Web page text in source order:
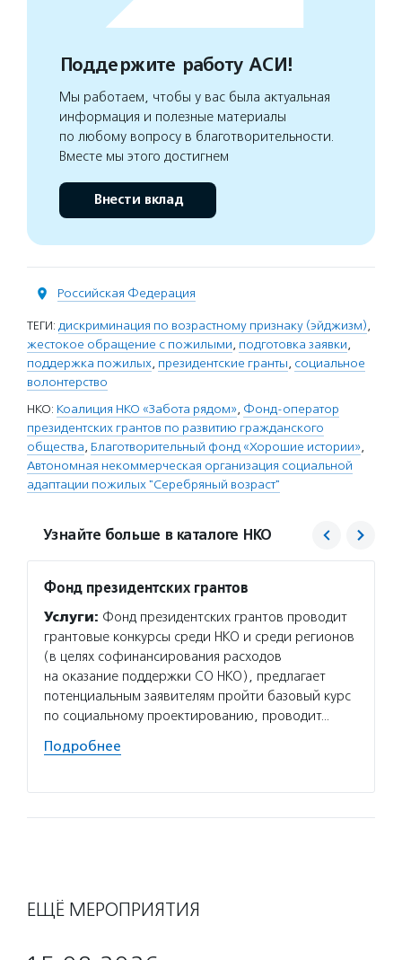
Поддержите работу АСИ!
Мы работаем, чтобы у вас была актуальная
информация и полезные материалы
по любому вопросу в благотворительности.
Вместе мы этого достигнем
Внести вклад
Российская Федерация
ТЕГИ: дискриминация по возрастному признаку (эйджизм),
жестокое обращение с пожилыми, подготовка заявки,
поддержка пожилых, президентские гранты, социальное
волонтерство
НКО: Коалиция НКО «Забота рядом», Фонд-оператор
президентских грантов по развитию гражданского
общества, Благотворительный фонд «Хорошие истории»,
Автономная некоммерческая организация социальной
адаптации пожилых "Серебряный возраст"
Узнайте больше в каталоге НКО
Фонд президентских грантов
Услуги: Фонд президентских грантов проводит
грантовые конкурсы среди НКО и среди регионов
(в целях софинансирования расходов
на оказание поддержки СО НКО), предлагает
потенциальным заявителям пройти базовый курс
по социальному проектированию, проводит…
Подробнее
ЕЩЁ МЕРОПРИЯТИЯ